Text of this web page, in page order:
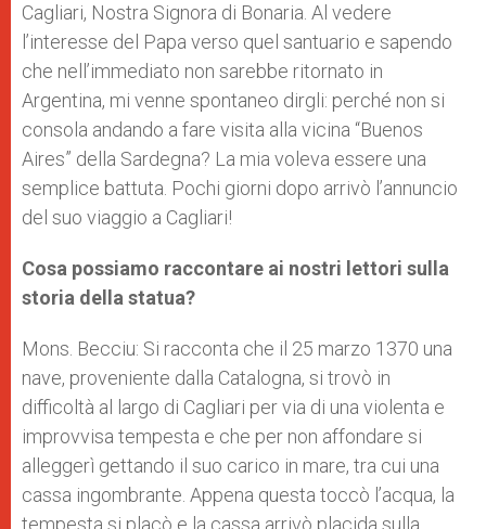
Cagliari, Nostra Signora di Bonaria. Al vedere
l’interesse del Papa verso quel santuario e sapendo
che nell’immediato non sarebbe ritornato in
Argentina, mi venne spontaneo dirgli: perché non si
consola andando a fare visita alla vicina “Buenos
Aires” della Sardegna? La mia voleva essere una
semplice battuta. Pochi giorni dopo arrivò l’annuncio
del suo viaggio a Cagliari!
Cosa possiamo raccontare ai nostri lettori sulla
storia della statua?
Mons. Becciu: Si racconta che il 25 marzo 1370 una
nave, proveniente dalla Catalogna, si trovò in
difficoltà al largo di Cagliari per via di una violenta e
improvvisa tempesta e che per non affondare si
alleggerì gettando il suo carico in mare, tra cui una
cassa ingombrante. Appena questa toccò l’acqua, la
tempesta si placò e la cassa arrivò placida sulla